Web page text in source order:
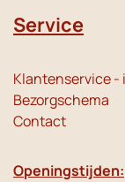
Service
Klantenservice -
Bezorgschema
Contact
Openingstijden: